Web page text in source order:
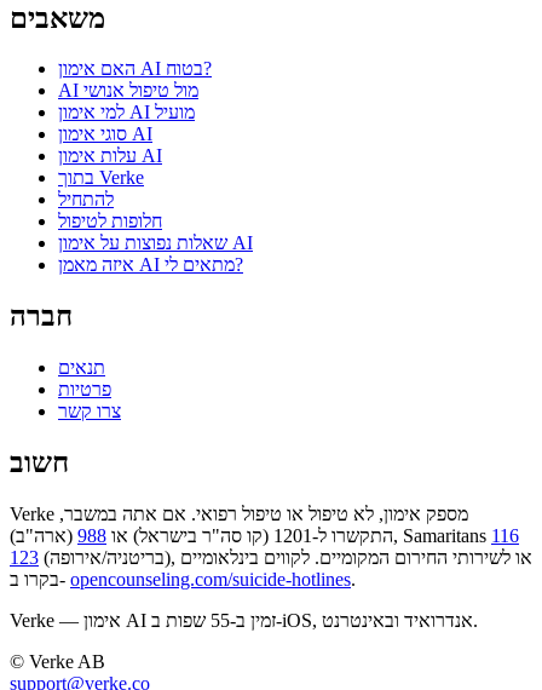
משאבים
האם אימון AI בטוח?
AI מול טיפול אנושי
למי אימון AI מועיל
סוגי אימון AI
עלות אימון AI
בתוך Verke
להתחיל
חלופות לטיפול
שאלות נפוצות על אימון AI
איזה מאמן AI מתאים לי?
חברה
תנאים
פרטיות
צרו קשר
חשוב
Verke מספק אימון, לא טיפול או טיפול רפואי. אם אתה במשבר,
התקשרו ל-1201 (קו סה"ר בישראל) או
988 (ארה"ב), Samaritans 116
123 (בריטניה/אירופה), או לשירותי החירום המקומיים. לקווים בינלאומיים
בקרו ב- opencounseling.com/suicide-hotlines.
Verke — אימון AI זמין ב-55 שפות ב-iOS, אנדרואיד ובאינטרנט.
© Verke AB
support@verke.co